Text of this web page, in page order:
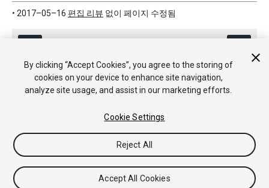
• 2017–05–16 편집 리뷰 없이 페이지 수정됨
기술 자료 포럼
보
개인정보처리방침 쿠키
내 개인정보 판매 금지
Your Privacy Choices (Cookie Settings)
By clicking “Accept Cookies”, you agree to the storing of
cookies on your device to enhance site navigation,
analyze site usage, and assist in our marketing efforts.
Cookie Settings
Reject All
Accept All Cookies